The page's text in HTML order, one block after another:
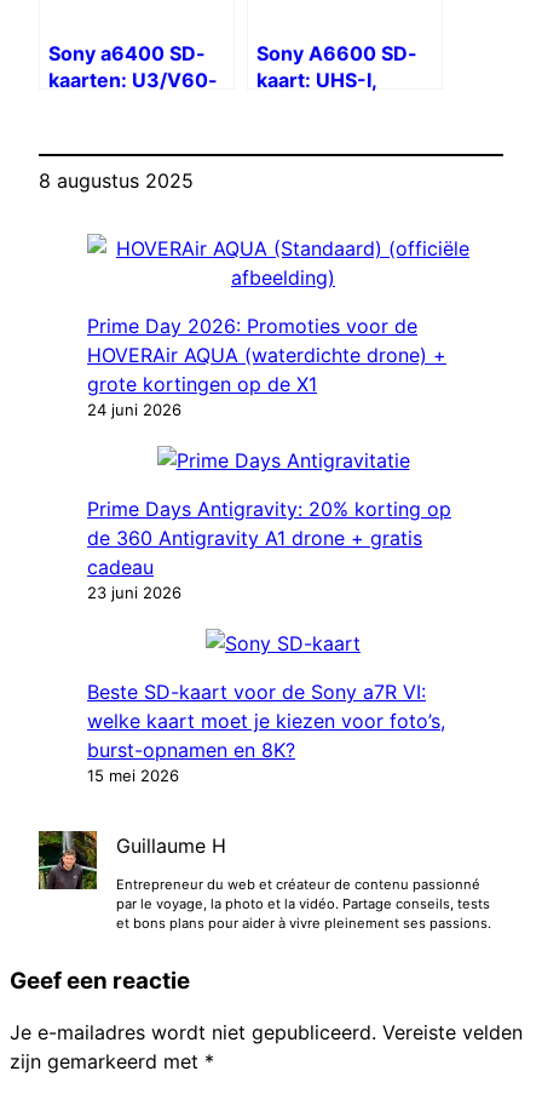
Sony a6400 SD-
kaarten: U3/V60-
Sony A6600 SD-
kaart: UHS-I,
8 augustus 2025
Prime Day 2026: Promoties voor de
HOVERAir AQUA (waterdichte drone) +
grote kortingen op de X1
24 juni 2026
Prime Days Antigravity: 20% korting op
de 360 ​​​​Antigravity A1 drone + gratis
cadeau
23 juni 2026
Beste SD-kaart voor de Sony a7R VI:
welke kaart moet je kiezen voor foto’s,
burst-opnamen en 8K?
15 mei 2026
Guillaume H
Entrepreneur du web et créateur de contenu passionné
par le voyage, la photo et la vidéo. Partage conseils, tests
et bons plans pour aider à vivre pleinement ses passions.
Geef een reactie
Je e-mailadres wordt niet gepubliceerd. Vereiste velden
zijn gemarkeerd met *